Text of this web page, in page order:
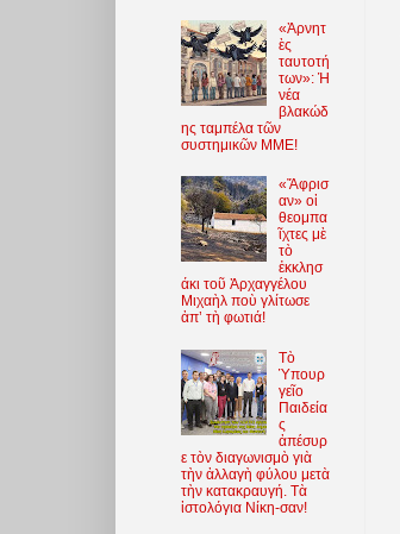
«Ἀρνητ
ὲς
ταυτοτή
των»: Ἡ
νέα
βλακώδ
ης ταμπέλα τῶν
συστημικῶν ΜΜΕ!
«Ἄφρισ
αν» οἱ
θεομπα
ῖχτες μὲ
τὸ
ἐκκλησ
άκι τοῦ Ἀρχαγγέλου
Μιχαὴλ ποὺ γλίτωσε
ἀπ’ τὴ φωτιά!
Τὸ
Ὑπουρ
γεῖο
Παιδεία
ς
ἀπέσυρ
ε τὸν διαγωνισμὸ γιὰ
τὴν ἀλλαγὴ φύλου μετὰ
τὴν κατακραυγή. Τὰ
ἱστολόγια Νίκη-σαν!